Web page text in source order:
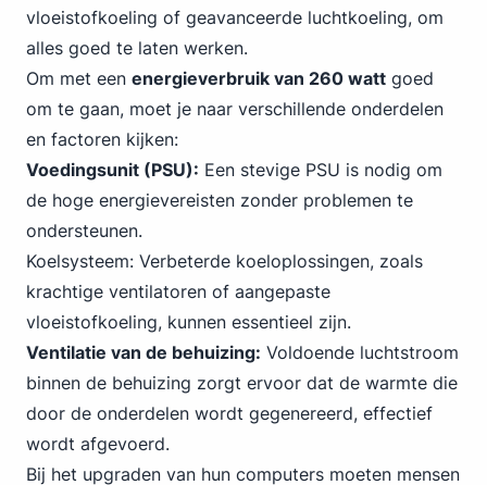
vloeistofkoeling of geavanceerde luchtkoeling, om
alles goed te laten werken.
Om met een energieverbruik van 260 watt goed
om te gaan, moet je naar verschillende onderdelen
en factoren kijken:
Voedingsunit (PSU): Een stevige PSU is nodig om
de hoge energievereisten zonder problemen te
ondersteunen.
Koelsysteem: Verbeterde koeloplossingen, zoals
krachtige ventilatoren of aangepaste
vloeistofkoeling, kunnen essentieel zijn.
Ventilatie van de behuizing: Voldoende luchtstroom
binnen de behuizing zorgt ervoor dat de warmte die
door de onderdelen wordt gegenereerd, effectief
wordt afgevoerd.
Bij het upgraden van hun computers moeten mensen